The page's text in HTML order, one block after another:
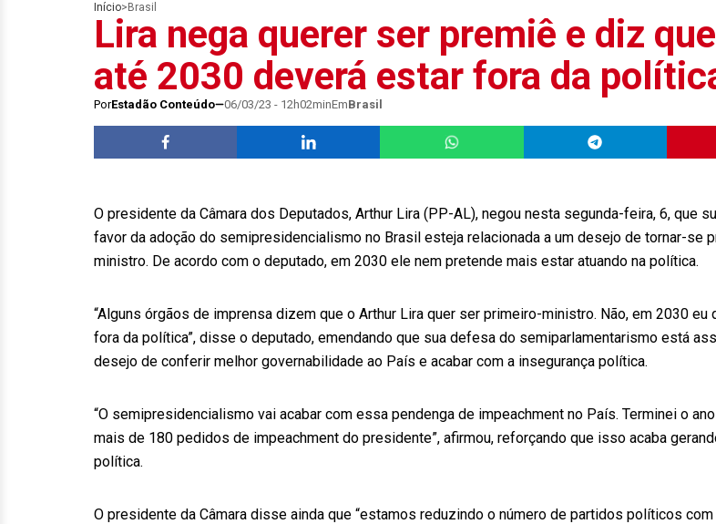
Início> Brasil
Lira nega querer ser premiê e diz que
até 2030 deverá estar fora da
PorEstadão Conteúdo 06/03/23 - 12h02minEmBrasil
O presidente da Câmara dos Deputados, Arthur Lira (PP-AL), negou nesta segunda-feira, 6, que
favor da adoção do semipresidencialismo no Brasil esteja relacionada a um desejo de tornar-se
ministro. De acordo com o deputado, em 2030 ele nem pretende mais estar atuando na política.
“Alguns órgãos de imprensa dizem que o Arthur Lira quer ser primeiro-ministro. Não, em 2030 eu
fora da política”, disse o deputado, emendando que sua defesa do semiparlamentarismo está
desejo de conferir melhor governabilidade ao País e acabar com a insegurança política.
“O semipresidencialismo vai acabar com essa pendenga de impeachment no País. Terminei o
mais de 180 pedidos de impeachment do presidente”, afirmou, reforçando que isso acaba
política.
O presidente da Câmara disse ainda que “estamos reduzindo o número de partidos políticos